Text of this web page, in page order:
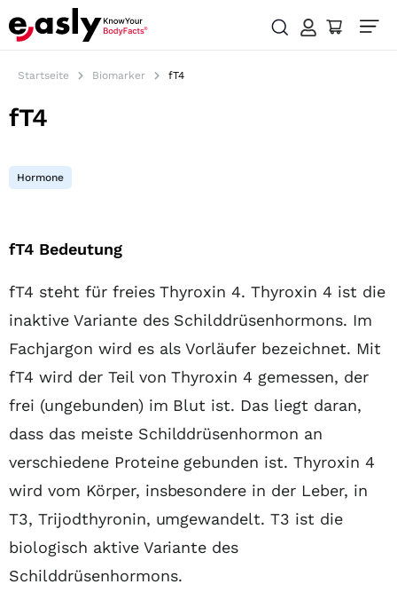
Startseite Biomarker fT4
fT4
Hormone
fT4 Bedeutung
fT4 steht für freies Thyroxin 4. Thyroxin 4 ist die
inaktive Variante des Schilddrüsenhormons. Im
Fachjargon wird es als Vorläufer bezeichnet. Mit
fT4 wird der Teil von Thyroxin 4 gemessen, der
frei (ungebunden) im Blut ist. Das liegt daran,
dass das meiste Schilddrüsenhormon an
verschiedene Proteine gebunden ist. Thyroxin 4
wird vom Körper, insbesondere in der Leber, in
T3, Trijodthyronin, umgewandelt. T3 ist die
biologisch aktive Variante des
Schilddrüsenhormons.